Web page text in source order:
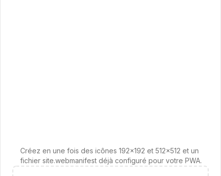
Créez en une fois des icônes 192x192 et 512x512 et un
fichier site.webmanifest déjà configuré pour votre PWA.